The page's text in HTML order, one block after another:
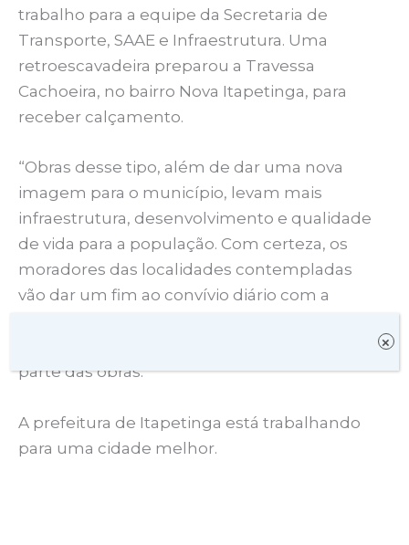
trabalho para a equipe da Secretaria de
Transporte, SAAE e Infraestrutura. Uma
retroescavadeira preparou a Travessa
Cachoeira, no bairro Nova Itapetinga, para
receber calçamento.
“Obras desse tipo, além de dar uma nova
imagem para o município, levam mais
infraestrutura, desenvolvimento e qualidade
de vida para a população. Com certeza, os
moradores das localidades contempladas
vão dar um fim ao convívio diário com a
parte das obras.
A prefeitura de Itapetinga está trabalhando
para uma cidade melhor.
×